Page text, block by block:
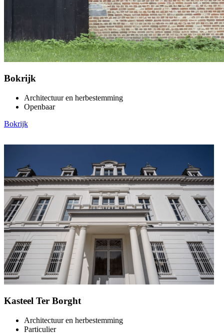
Bokrijk
Architectuur en herbestemming
Openbaar
Bokrijk
Kasteel Ter Borght
Architectuur en herbestemming
Particulier